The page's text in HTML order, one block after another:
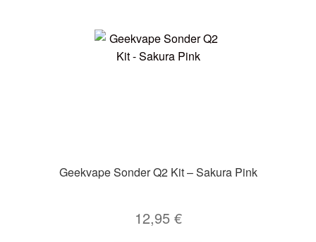
Geekvape Sonder Q2 Kit – Sakura Pink
12,95 €